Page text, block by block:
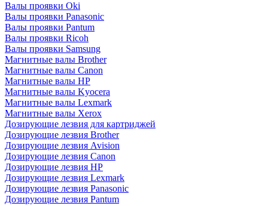
Валы проявки Oki
Валы проявки Panasonic
Валы проявки Pantum
Валы проявки Ricoh
Валы проявки Samsung
Магнитные валы Brother
Магнитные валы Canon
Магнитные валы HP
Магнитные валы Kyocera
Магнитные валы Lexmark
Магнитные валы Xerox
Дозирующие лезвия для картриджей
Дозирующие лезвия Brother
Дозирующие лезвия Avision
Дозирующие лезвия Canon
Дозирующие лезвия HP
Дозирующие лезвия Lexmark
Дозирующие лезвия Panasonic
Дозирующие лезвия Pantum